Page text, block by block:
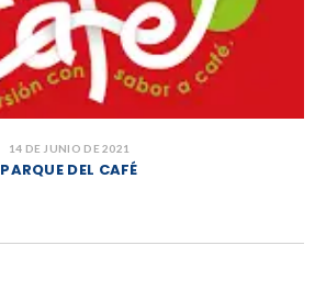
14 DE JUNIO DE 2021
PARQUE DEL CAFÉ